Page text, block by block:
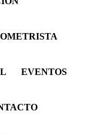
EVENTOS